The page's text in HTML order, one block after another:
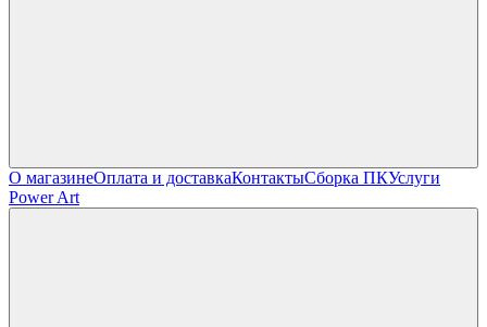
О магазинеОплата и доставкаКонтактыСборка ПКУслуги
Power Art